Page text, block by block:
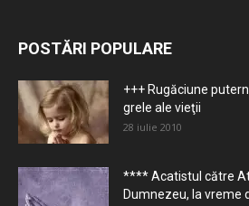
POSTĂRI POPULARE
+++ Rugăciune
grele ale vieţii
28 iulie 2010
**** Acatistul către
Dumnezeu, la vreme